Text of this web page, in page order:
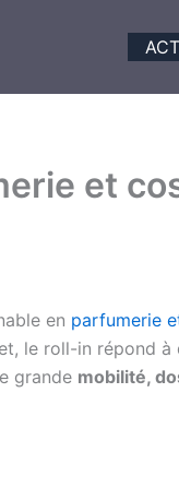
et
en parfumerie
le roll-in répond
grande mobilité,